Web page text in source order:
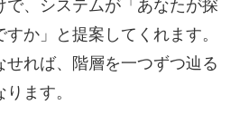
で、システムが「あなたが探
か」と提案してくれます。
せれば、階層を一つずつ辿る
ます。